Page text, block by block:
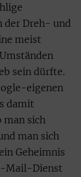
der Dreh- und
meist
sein dürfte.
eigenen
damit
man sich
man sich
Geheimnis
Mail-Dienst